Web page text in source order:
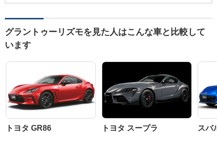
グラントゥーリズモを見た人はこんな車と比較して
います
トヨタ GR86 トヨタ スープラ スバ